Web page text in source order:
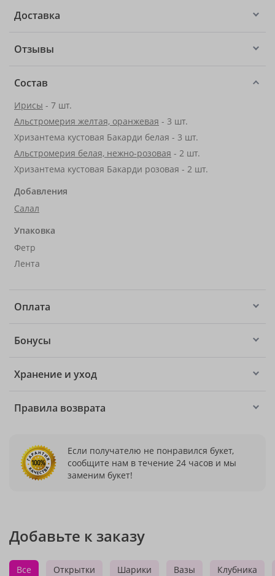
Доставка
Отзывы
Состав
Ирисы - 7 шт.
Альстромерия желтая, оранжевая - 3 шт.
Хризантема кустовая Бакарди белая - 3 шт.
Альстромерия белая, нежно-розовая - 2 шт.
Хризантема кустовая Бакарди розовая - 2 шт.
Добавления
Салал
Упаковка
Фетр
Лента
Оплата
Бонусы
Хранение и уход
Правила возврата
Если получателю не понравился букет,
сообщите нам в течение 24 часов и мы
заменим букет!
Добавьте к заказу
Все Открытки Шарики Вазы Клубника